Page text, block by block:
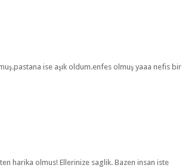
ise aşık oldum.enfes olmuş yaaa nefis bir
harika olmus! Ellerinize saglik. Bazen insan iste